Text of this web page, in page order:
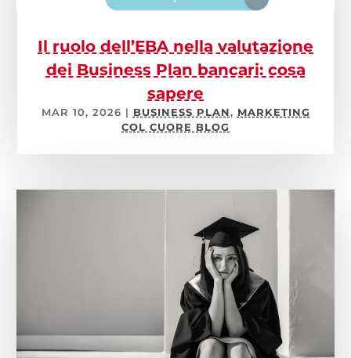
Il ruolo dell’EBA nella valutazione
dei Business Plan bancari: cosa
sapere
MAR 10, 2026 | BUSINESS PLAN, MARKETING
COL CUORE BLOG